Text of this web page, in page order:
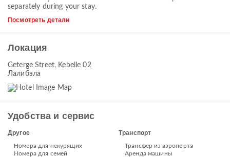
separately during your stay.
Посмотреть детали
Локация
Geterge Street, Kebelle 02
Лалибэла
Удобства и сервис
Другое
Номера для некурящих
Номера для семей
Транспорт
Трансфер из аэропорта
Аренда машины